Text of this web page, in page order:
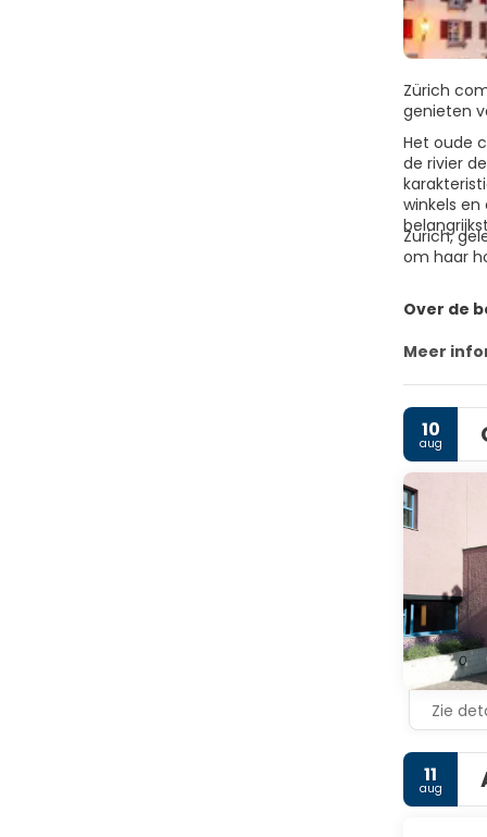
Over de
Zürich,
om haar
Het oude
de rivier
winkels
Zürich
genieten
Meer
10
aug
Zie
11
aug